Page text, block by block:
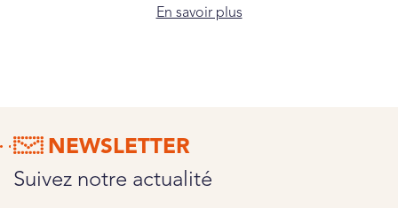
En savoir plus
NEWSLETTER
Suivez notre actualité